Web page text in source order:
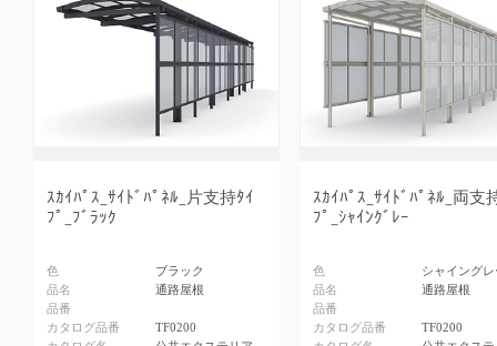
ｽｶｲﾊﾟｽ_ｻｲﾄﾞﾊﾟﾈﾙ_片支持ﾀｲ
ﾌﾟ_ﾌﾞﾗｯｸ
色
ブラック
品名
通路屋根
品番
カタログ品番
TF0200
ｽｶｲﾊﾟｽ_ｻｲﾄﾞﾊﾟﾈﾙ_両支
ﾌﾟ_ｼｬｲﾝｸﾞﾚｰ
色
シャイング
品名
通路屋根
品番
カタログ品番
TF0200